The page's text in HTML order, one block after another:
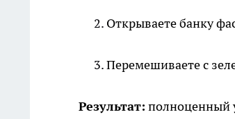
Открываете банку
Перемешиваете с
Результат: полноценный